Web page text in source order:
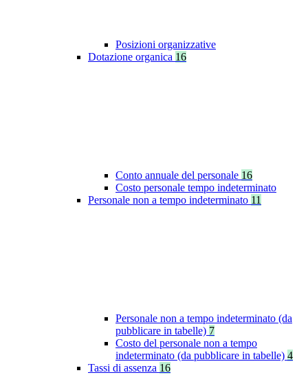
Posizioni organizzative
Dotazione organica 16
Conto annuale del personale 16
Costo personale tempo indeterminato
Personale non a tempo indeterminato 11
Personale non a tempo indeterminato (da
pubblicare in tabelle) 7
Costo del personale non a tempo
indeterminato (da pubblicare in tabelle) 4
Tassi di assenza 16